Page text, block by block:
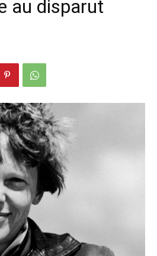
au disparut